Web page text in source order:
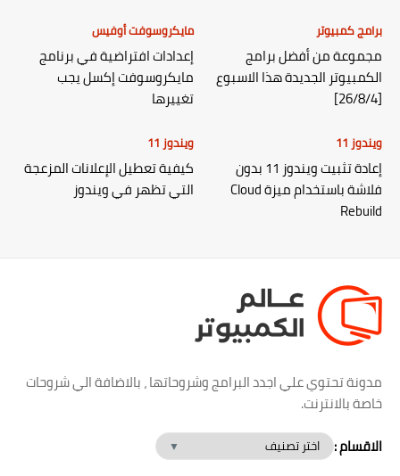
برامج كمبيوتر
مجموعة من أفضل برامج
الكمبيوتر الجديدة هذا الاسبوع
[26/8/4]
مايكروسوفت أوفيس
إعدادات افتراضية في برنامج
مايكروسوفت إكسل يجب
تغييرها
ويندوز 11
إعادة تثبيت ويندوز 11 بدون
فلاشة باستخدام ميزة Cloud
Rebuild
ويندوز 11
كيفية تعطيل الإعلانات المزعجة
التي تظهر في ويندوز
مدونة تحتوي علي اجدد البرامج وشروحاتها ، بالاضافة الي شروحات
خاصة بالانترنت.
الاقسام :